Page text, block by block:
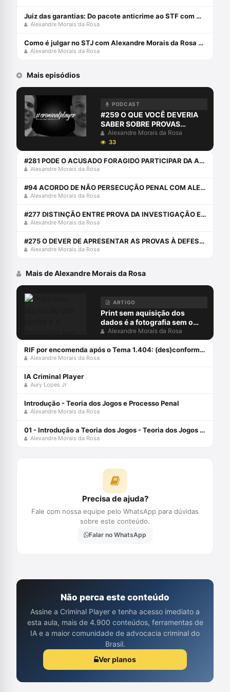
Juiz das garantias: Do pacote anticrime ao STF com Alexandre Morais da Rosa e Jacinto Coutinho
Alexandre Morais da Rosa
Como é julgar no STJ com Alexandre Morais da Rosa e Ministra do STJ Daniela Teixeira
Alexandre Morais da Rosa
Mais episódios
PODCAST
#259 O QUE VOCÊ DEVERIA
SABER SOBRE PROVAS
DIGITAIS
Alexandre Morais da Rosa
33
#281 PODE O ACUSADO FORAGIDO PARTICIPAR DA AUDIÊNCIA ONLINE?
Alexandre Morais da Rosa
#94 ACORDO DE NÃO PERSECUÇÃO PENAL COM ALEXANDRE E JOÃO PORTO SILVÉRIO JÚNIOR
Alexandre Morais da Rosa
#277 DISTINÇÃO ENTRE PROVA DA INVESTIGAÇÃO E PROVA JUDICIAL
Alexandre Morais da Rosa
#275 O DEVER DE APRESENTAR AS PROVAS À DEFESA: CHERRY PICKING PROBATÓRIO
Alexandre Morais da Rosa
Mais de Alexandre Morais da Rosa
ARTIGO
Print sem aquisição dos
dados é a fotografia sem o
negativo
Alexandre Morais da Rosa
RIF por encomenda após o Tema 1.404: (des)conformidades
Alexandre Morais da Rosa
IA Criminal Player
Aury Lopes Jr
Introdução - Teoria dos Jogos e Processo Penal
Alexandre Morais da Rosa
01 - Introdução a Teoria dos Jogos - Teoria dos Jogos e Processo Penal
Alexandre Morais da Rosa
Precisa de ajuda?
Fale com nossa equipe pelo WhatsApp para dúvidas
sobre este conteúdo.
Falar no WhatsApp
Não perca este conteúdo
Assine a Criminal Player e tenha acesso imediato a
esta aula, mais de 4.900 conteúdos, ferramentas de
IA e a maior comunidade de advocacia criminal do
Brasil.
Ver planos